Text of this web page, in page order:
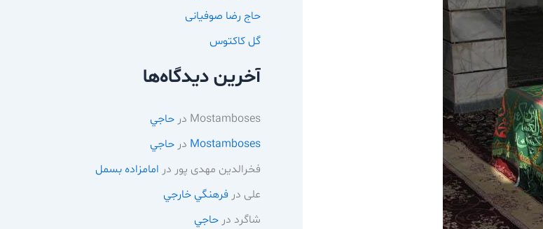
حاج رضا صوفیانی
گل کاکتوس
آخرین دیدگاه‌ها
Mostamboses در حاجي
Mostamboses در حاجي
فخرالدین مهدی پور در امامزاده بسمل
علی در فرهنگي خارجي
شاگرد در حاجي